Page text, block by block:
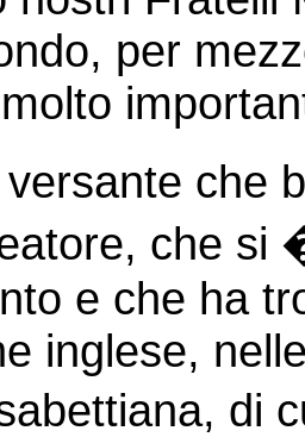
per
che
che si
e che ha
inglese,